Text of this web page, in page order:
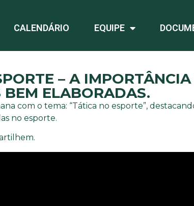
CALENDÁRIO EQUIPE
– A IMPORTÂNCIA
BEM ELABORADAS.
com o tema: “Tática no esporte”,
no esporte.